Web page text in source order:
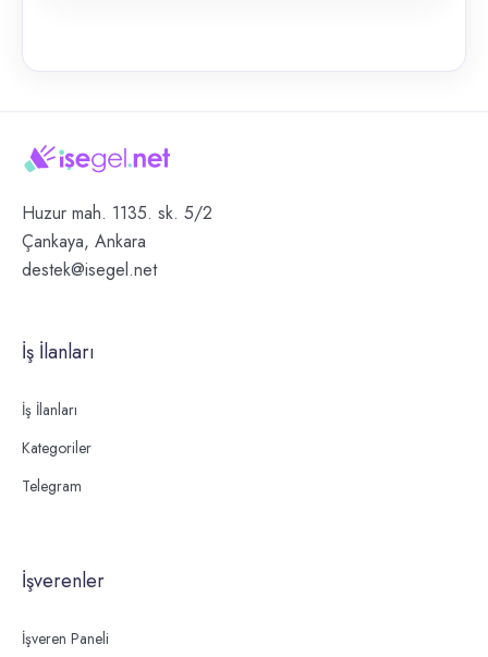
Huzur mah. 1135. sk. 5/2
Çankaya, Ankara
destek@isegel.net
İş İlanları
İş İlanları
Kategoriler
Telegram
İşverenler
İşveren Paneli